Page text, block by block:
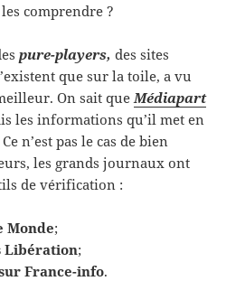
comprendre ?
pure-players,des sites
que sur la toile, a vu
On sait que Médiapart
les informations qu’il met en
n’est pas le cas de bien
les grands journaux ont
de vérification :
Monde;
Libération;
France-info.